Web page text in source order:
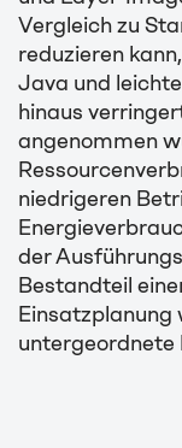
Vergleich zu
reduzieren
Java und
hinaus
angenommen
niedrigeren
der
Bestandteil
Einsatzplanung
untergeordnete